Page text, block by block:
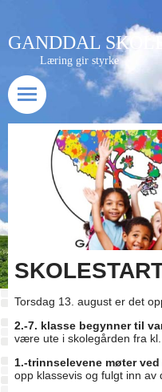
GANDDAL
Læring gir styrke
Torsdag 13. august er det
2.-7. klasse begynner til
være ute i skolegården fra
1.-trinnselevene møter
opp klassevis og fulgt inn av